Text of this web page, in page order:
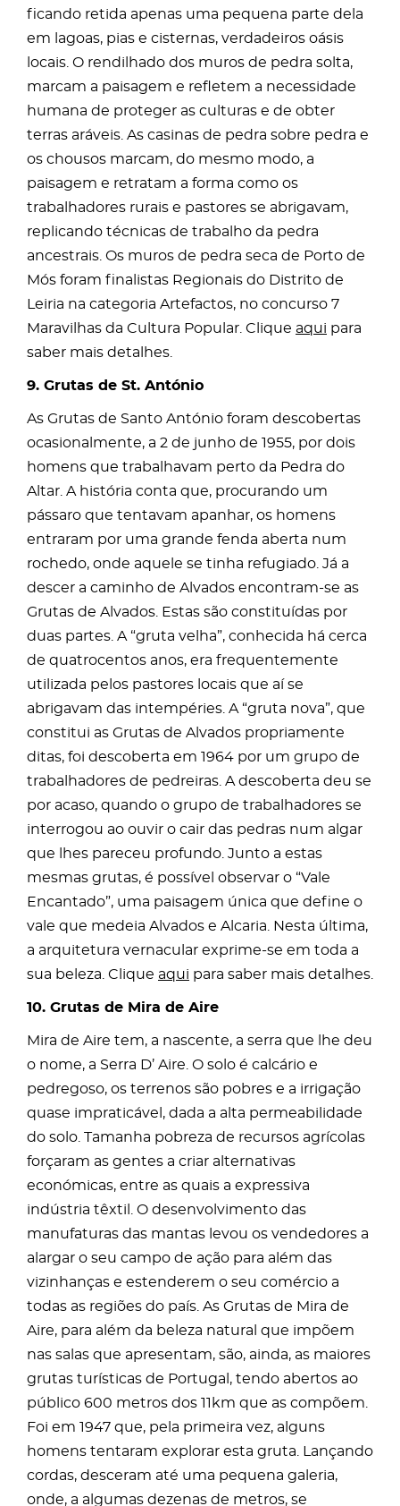
ficando retida apenas uma pequena parte dela
em lagoas, pias e cisternas, verdadeiros oásis
locais. O rendilhado dos muros de pedra solta,
marcam a paisagem e refletem a necessidade
humana de proteger as culturas e de obter
terras aráveis. As casinas de pedra sobre pedra e
os chousos marcam, do mesmo modo, a
paisagem e retratam a forma como os
trabalhadores rurais e pastores se abrigavam,
replicando técnicas de trabalho da pedra
ancestrais. Os muros de pedra seca de Porto de
Mós foram finalistas Regionais do Distrito de
Leiria na categoria Artefactos, no concurso 7
Maravilhas da Cultura Popular. Clique aqui para
saber mais detalhes.
9. Grutas de St. António
As Grutas de Santo António foram descobertas
ocasionalmente, a 2 de junho de 1955, por dois
homens que trabalhavam perto da Pedra do
Altar. A história conta que, procurando um
pássaro que tentavam apanhar, os homens
entraram por uma grande fenda aberta num
rochedo, onde aquele se tinha refugiado. Já a
descer a caminho de Alvados encontram-se as
Grutas de Alvados. Estas são constituídas por
duas partes. A “gruta velha”, conhecida há cerca
de quatrocentos anos, era frequentemente
utilizada pelos pastores locais que aí se
abrigavam das intempéries. A “gruta nova”, que
constitui as Grutas de Alvados propriamente
ditas, foi descoberta em 1964 por um grupo de
trabalhadores de pedreiras. A descoberta deu se
por acaso, quando o grupo de trabalhadores se
interrogou ao ouvir o cair das pedras num algar
que lhes pareceu profundo. Junto a estas
mesmas grutas, é possível observar o “Vale
Encantado”, uma paisagem única que define o
vale que medeia Alvados e Alcaria. Nesta última,
a arquitetura vernacular exprime-se em toda a
sua beleza. Clique aqui para saber mais detalhes.
10. Grutas de Mira de Aire
Mira de Aire tem, a nascente, a serra que lhe deu
o nome, a Serra D’ Aire. O solo é calcário e
pedregoso, os terrenos são pobres e a irrigação
quase impraticável, dada a alta permeabilidade
do solo. Tamanha pobreza de recursos agrícolas
forçaram as gentes a criar alternativas
económicas, entre as quais a expressiva
indústria têxtil. O desenvolvimento das
manufaturas das mantas levou os vendedores a
alargar o seu campo de ação para além das
vizinhanças e estenderem o seu comércio a
todas as regiões do país. As Grutas de Mira de
Aire, para além da beleza natural que impõem
nas salas que apresentam, são, ainda, as maiores
grutas turísticas de Portugal, tendo abertos ao
público 600 metros dos 11km que as compõem.
Foi em 1947 que, pela primeira vez, alguns
homens tentaram explorar esta gruta. Lançando
cordas, desceram até uma pequena galeria,
onde, a algumas dezenas de metros, se